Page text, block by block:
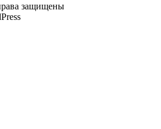
защищены